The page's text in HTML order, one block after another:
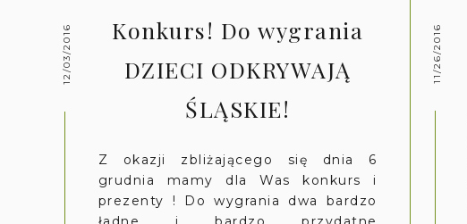
12/03/2016
Konkurs! Do wygrania
DZIECI ODKRYWAJĄ
ŚLĄSKIE!
Z okazji zbliżającego się dnia 6
grudnia mamy dla Was konkurs i
prezenty ! Do wygrania dwa bardzo
11/26/2016